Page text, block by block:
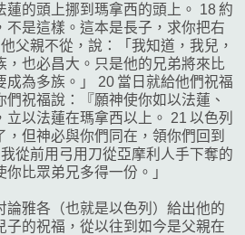
蓮的頭上挪到瑪拿西的頭上。 18 約
不是這樣。這本是長子，求你把右
父親不從，說：「我知道，我兒，
，也必昌大。只是他的兄弟將來比
成為多族。」 20 當日就給他們祝福
祝福說：『願神使你如以法蓮、
以法蓮在瑪拿西以上。 21 以色列
，但神必與你們同在，領你們回到
從前用弓用刀從亞摩利人手下奪的
比眾弟兄多得一份。」
論雅各（也就是以色列）給出他的
子的祝福，從以往到如今是父親在